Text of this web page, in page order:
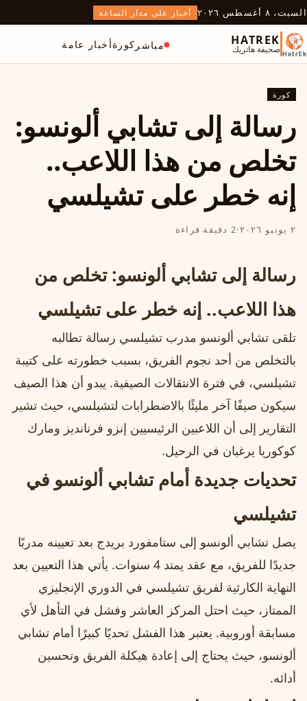
السبت، ٨ أغسطس ٢٠٢٦ أخبار على مدار الساعة
HATREK
صحيفة هاتريك مباشر كورةأخبار عامة
كورة
رسالة إلى تشابي ألونسو:
تخلص من هذا اللاعب..
إنه خطر على تشيلسي
٢ يونيو ٢٠٢٦ ·2 دقيقة قراءة
رسالة إلى تشابي ألونسو: تخلص من
هذا اللاعب.. إنه خطر على تشيلسي
تلقى تشابي ألونسو مدرب تشيلسي رسالة تطالبه
بالتخلص من أحد نجوم الفريق، بسبب خطورته على كتيبة
تشيلسي، في فترة الانتقالات الصيفية. يبدو أن هذا الصيف
سيكون صيفًا آخر مليئًا بالاضطرابات لتشيلسي، حيث تشير
التقارير إلى أن اللاعبين الرئيسيين إنزو فرنانديز ومارك
كوكوريا يرغبان في الرحيل.
تحديات جديدة أمام تشابي ألونسو في
تشيلسي
يصل تشابي ألونسو إلى ستامفورد بريدج بعد تعيينه مدربًا
جديدًا للفريق، مع عقد يمتد 4 سنوات. يأتي هذا التعيين بعد
النهاية الكارثية لفريق تشيلسي في الدوري الإنجليزي
الممتاز، حيث احتل المركز العاشر وفشل في التأهل لأي
مسابقة أوروبية. يعتبر هذا الفشل تحديًا كبيرًا أمام تشابي
ألونسو، حيث يحتاج إلى إعادة هيكلة الفريق وتحسين
أدائه.